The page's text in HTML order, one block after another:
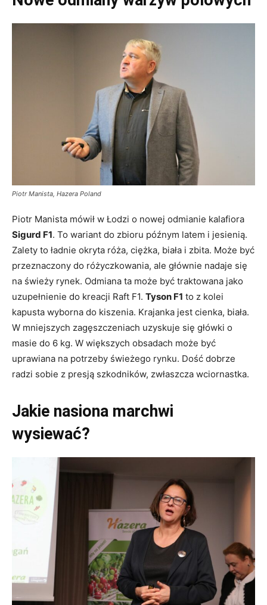
Piotr Manista, Hazera Poland
Piotr Manista mówił w Łodzi o nowej odmianie kalafiora
Sigurd F1. To wariant do zbioru późnym latem i jesienią.
Zalety to ładnie okryta róża, ciężka, biała i zbita. Może być
przeznaczony do różyczkowania, ale głównie nadaje się
na świeży rynek. Odmiana ta może być traktowana jako
uzupełnienie do kreacji Raft F1. Tyson F1 to z kolei
kapusta wyborna do kiszenia. Krajanka jest cienka, biała.
W mniejszych zagęszczeniach uzyskuje się główki o
masie do 6 kg. W większych obsadach może być
uprawiana na potrzeby świeżego rynku. Dość dobrze
radzi sobie z presją szkodników, zwłaszcza wciornastka.
Jakie nasiona marchwi
wysiewać?